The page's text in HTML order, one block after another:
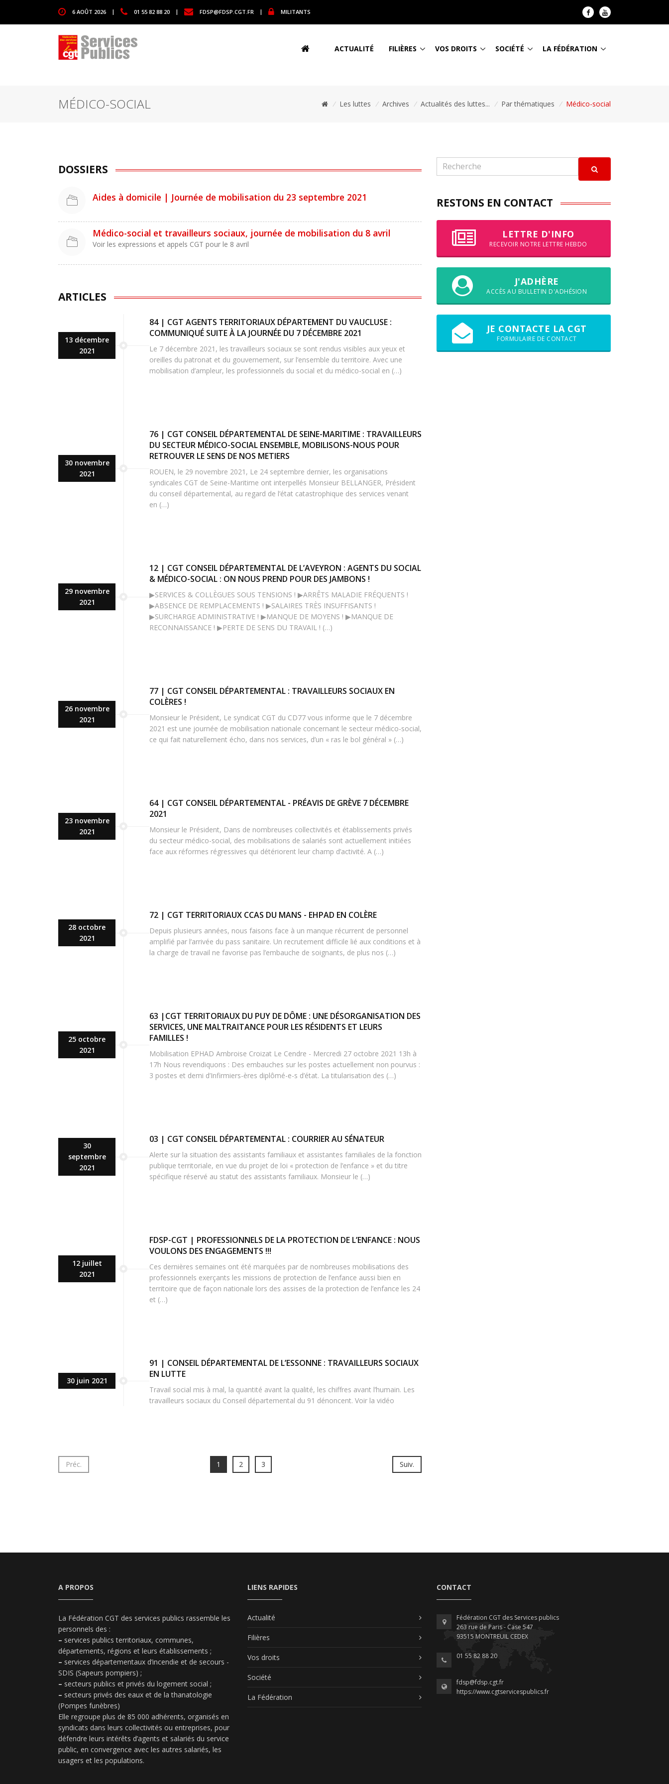
6 AOÛT 2026 | 01 55 82 88 20 | FDSP@FDSP.CGT.FR | MILITANTS
ACTUALITÉ FILIÈRES VOS DROITS SOCIÉTÉ LA FÉDÉRATION
MÉDICO-SOCIAL / Les luttes / Archives / Actualités des luttes... / Par thématiques / Médico-social
DOSSIERS
Aides à domicile | Journée de mobilisation du 23 septembre 2021
Médico-social et travailleurs sociaux, journée de mobilisation du 8 avril
Voir les expressions et appels CGT pour le 8 avril
ARTICLES
13 décembre
2021
84 | CGT AGENTS TERRITORIAUX DÉPARTEMENT DU VAUCLUSE :
COMMUNIQUÉ SUITE À LA JOURNÉE DU 7 DÉCEMBRE 2021
Le 7 décembre 2021, les travailleurs sociaux se sont rendus visibles aux yeux et
oreilles du patronat et du gouvernement, sur l’ensemble du territoire. Avec une
mobilisation d’ampleur, les professionnels du social et du médico-social en (…)
30 novembre
2021
76 | CGT CONSEIL DÉPARTEMENTAL DE SEINE-MARITIME : TRAVAILLEURS
DU SECTEUR MÉDICO-SOCIAL ENSEMBLE, MOBILISONS-NOUS POUR
RETROUVER LE SENS DE NOS METIERS
ROUEN, le 29 novembre 2021, Le 24 septembre dernier, les organisations
syndicales CGT de Seine-Maritime ont interpellés Monsieur BELLANGER, Président
du conseil départemental, au regard de l’état catastrophique des services venant
en (…)
29 novembre
2021
12 | CGT CONSEIL DÉPARTEMENTAL DE L’AVEYRON : AGENTS DU SOCIAL
& MÉDICO-SOCIAL : ON NOUS PREND POUR DES JAMBONS !
▶SERVICES & COLLÈGUES SOUS TENSIONS ! ▶ARRÊTS MALADIE FRÉQUENTS !
▶ABSENCE DE REMPLACEMENTS ! ▶SALAIRES TRÈS INSUFFISANTS !
▶SURCHARGE ADMINISTRATIVE ! ▶MANQUE DE MOYENS ! ▶MANQUE DE
RECONNAISSANCE ! ▶PERTE DE SENS DU TRAVAIL ! (…)
26 novembre
2021
77 | CGT CONSEIL DÉPARTEMENTAL : TRAVAILLEURS SOCIAUX EN
COLÈRES !
Monsieur le Président, Le syndicat CGT du CD77 vous informe que le 7 décembre
2021 est une journée de mobilisation nationale concernant le secteur médico-social,
ce qui fait naturellement écho, dans nos services, d’un « ras le bol général » (…)
23 novembre
2021
64 | CGT CONSEIL DÉPARTEMENTAL - PRÉAVIS DE GRÈVE 7 DÉCEMBRE
2021
Monsieur le Président, Dans de nombreuses collectivités et établissements privés
du secteur médico-social, des mobilisations de salariés sont actuellement initiées
face aux réformes régressives qui détériorent leur champ d’activité. A (…)
28 octobre
2021
72 | CGT TERRITORIAUX CCAS DU MANS - EHPAD EN COLÈRE
Depuis plusieurs années, nous faisons face à un manque récurrent de personnel
amplifié par l’arrivée du pass sanitaire. Un recrutement difficile lié aux conditions et à
la charge de travail ne favorise pas l’embauche de soignants, de plus nos (…)
25 octobre
2021
63 |CGT TERRITORIAUX DU PUY DE DÔME : UNE DÉSORGANISATION DES
SERVICES, UNE MALTRAITANCE POUR LES RÉSIDENTS ET LEURS
FAMILLES !
Mobilisation EPHAD Ambroise Croizat Le Cendre - Mercredi 27 octobre 2021 13h à
17h Nous revendiquons : Des embauches sur les postes actuellement non pourvus :
3 postes et demi d’Infirmiers-ères diplômé-e-s d’état. La titularisation des (…)
30
septembre
2021
03 | CGT CONSEIL DÉPARTEMENTAL : COURRIER AU SÉNATEUR
Alerte sur la situation des assistants familiaux et assistantes familiales de la fonction
publique territoriale, en vue du projet de loi « protection de l’enfance » et du titre
spécifique réservé au statut des assistants familiaux. Monsieur le (…)
12 juillet
2021
FDSP-CGT | PROFESSIONNELS DE LA PROTECTION DE L’ENFANCE : NOUS
VOULONS DES ENGAGEMENTS !!!
Ces dernières semaines ont été marquées par de nombreuses mobilisations des
professionnels exerçants les missions de protection de l’enfance aussi bien en
territoire que de façon nationale lors des assises de la protection de l’enfance les 24
et (…)
30 juin 2021
91 | CONSEIL DÉPARTEMENTAL DE L’ESSONNE : TRAVAILLEURS SOCIAUX
EN LUTTE
Travail social mis à mal, la quantité avant la qualité, les chiffres avant l’humain. Les
travailleurs sociaux du Conseil départemental du 91 dénoncent. Voir la vidéo
Préc. 1 2 3 Suiv.
RESTONS EN CONTACT
LETTRE D'INFO
RECEVOIR NOTRE LETTRE HEBDO
J'ADHÈRE
ACCÈS AU BULLETIN D'ADHÉSION
JE CONTACTE LA CGT
FORMULAIRE DE CONTACT
A PROPOS
La Fédération CGT des services publics rassemble les
personnels des :
– services publics territoriaux, communes,
départements, régions et leurs établissements ;
– services départementaux d’incendie et de secours -
SDIS (Sapeurs pompiers) ;
– secteurs publics et privés du logement social ;
– secteurs privés des eaux et de la thanatologie
(Pompes funèbres)
Elle regroupe plus de 85 000 adhérents, organisés en
syndicats dans leurs collectivités ou entreprises, pour
défendre leurs intérêts d’agents et salariés du service
public, en convergence avec les autres salariés, les
usagers et les populations.
LIENS RAPIDES
Actualité
Filières
Vos droits
Société
La Fédération
CONTACT
Fédération CGT des Services publics
263 rue de Paris - Case 547
93515 MONTREUIL CEDEX
01 55 82 88 20
fdsp@fdsp.cgt.fr
https://www.cgtservicespublics.fr